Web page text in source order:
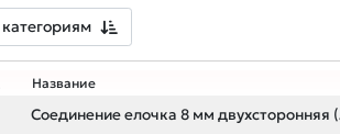
Название
Соединение елочка 8 мм двухсторонняя